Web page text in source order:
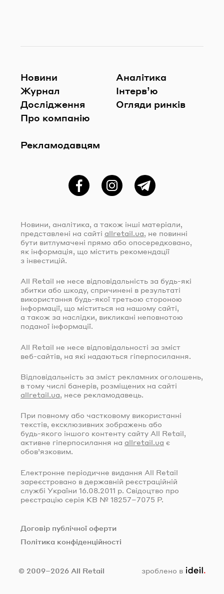
Новини
Журнал
Дослідження
Про компанію
Рекламодавцям
Аналітика
Інтерв’ю
Огляди ринків
ФейсбукInstagramTelegram
Новини, аналітика, а також інші матеріали,
представлені на сайті allretail.ua, не повинні
бути витлумачені прямо або опосередковано,
як інформація, що містить рекомендації
з інвестицій.
All Retail не несе відповідальність за будь-які
збитки або шкоду, спричинені в результаті
використання будь-якої третьою стороною
інформації, що міститься на нашому сайті,
а також за наслідки, викликані неповнотою
поданої інформації.
All Retail не несе відповідальності за зміст
веб-сайтів , на які надаються гіперпосилання.
Відповідальність за зміст рекламних оголошень,
в тому числі банерів, розміщених на сайті
allretail.ua, несе рекламодавець.
При повному або частковому використанні
текстів, ексклюзивних зображень або
будь-якого іншого контенту сайту All Retail,
активне гіперпосилання на allretail.ua є
обов’язковим.
Електронне періодичне видання All Retail
зареєстровано в державній реєстраційній
службі України 16.08.2011 р. Свідоцтво про
реєстрацію серія КВ № 18257–7075 Р.
Договір публічної оферти
Політика конфіденційності
© 2009–2026 All Retail зроблено в ideil.